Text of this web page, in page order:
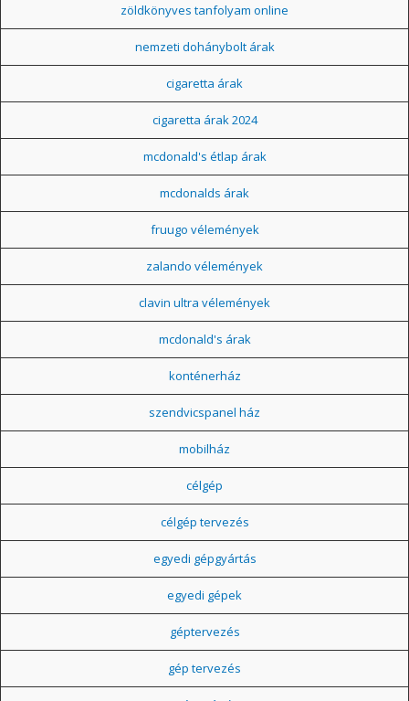
zöldkönyves tanfolyam online
nemzeti dohánybolt árak
cigaretta árak
cigaretta árak 2024
mcdonald's étlap árak
mcdonalds árak
fruugo vélemények
zalando vélemények
clavin ultra vélemények
mcdonald's árak
konténerház
szendvicspanel ház
mobilház
célgép
célgép tervezés
egyedi gépgyártás
egyedi gépek
géptervezés
gép tervezés